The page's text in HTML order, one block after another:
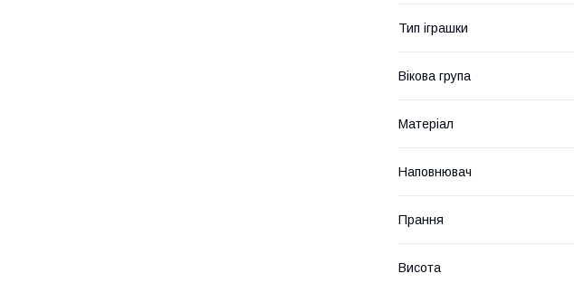
Тип іграшки
Вікова група
Матеріал
Наповнювач
Прання
Висота